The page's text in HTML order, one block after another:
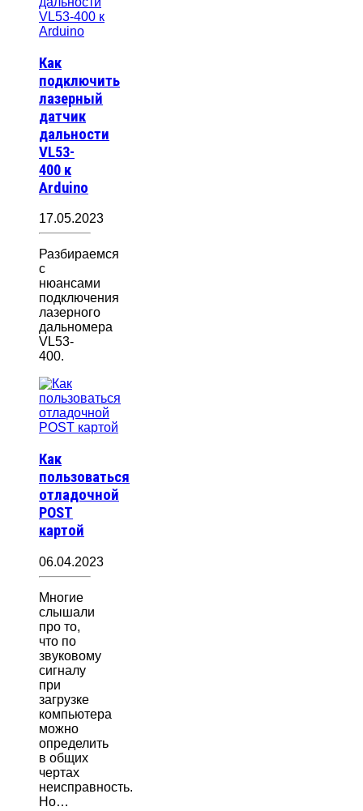
Как
подключить
лазерный
датчик
дальности
VL53-
400 к
Arduino
17.05.2023
Разбираемся
с
нюансами
подключения
лазерного
дальномера
VL53-
400.
Как
пользоваться
отладочной
POST
картой
06.04.2023
Многие
слышали
про то,
что по
звуковому
сигналу
при
загрузке
компьютера
можно
определить
в общих
чертах
неисправность.
Но…